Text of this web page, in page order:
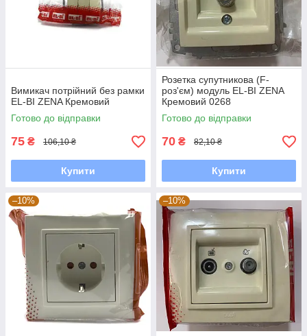
Вимикач потрійний без рамки
EL-BI ZENA Кремовий
Готово до відправки
75 ₴ 106,10 ₴
Купити
Розетка супутникова (F-
роз'єм) модуль EL-BI ZENA
Кремовий 0268
Готово до відправки
70 ₴ 82,10 ₴
Купити
–10% –10%